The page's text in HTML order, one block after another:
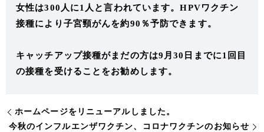
女性は300人に1人と言われています。HPVワクチン
接種により子宮頸がんを約90％予防できます。
キャッチアップ接種がまだの方は9月30日までに1回目
の接種を受けることをお勧めします。
ホームページをリニューアルしました。
今秋のインフルエンザワクチン、コロナワクチンのお知らせ